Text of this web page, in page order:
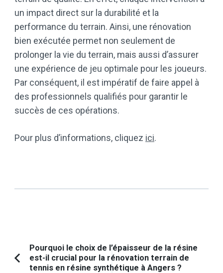
un impact direct sur la durabilité et la
performance du terrain. Ainsi, une rénovation
bien exécutée permet non seulement de
prolonger la vie du terrain, mais aussi d’assurer
une expérience de jeu optimale pour les joueurs.
Par conséquent, il est impératif de faire appel à
des professionnels qualifiés pour garantir le
succès de ces opérations.
Pour plus d’informations, cliquez ici.
Navigation
d'article
Article
Pourquoi le choix de l’épaisseur de la résine
est-il crucial pour la rénovation terrain de
tennis en résine synthétique à Angers ?